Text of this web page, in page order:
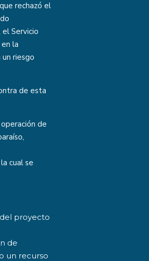
rechazó el
Servicio
la
riesgo
de esta
de
cual se
proyecto
de
un recurso